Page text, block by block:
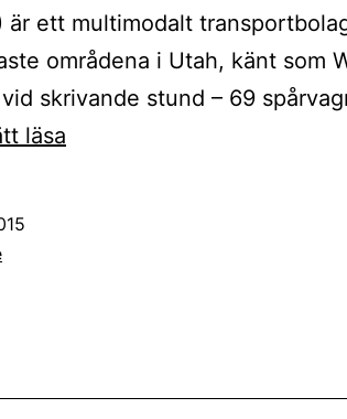
är ett multimodalt
områdena i Utah, känt som
skrivande stund – 69
läsa
av